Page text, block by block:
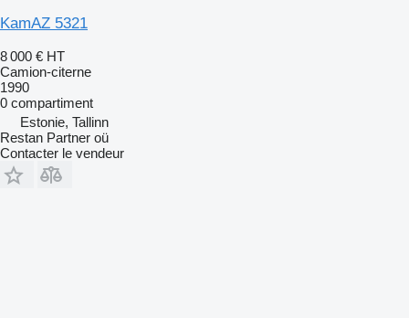
KamAZ 5321
8 000 € HT
Camion-citerne
1990
0 compartiment
Estonie, Tallinn
Restan Partner oü
Contacter le vendeur